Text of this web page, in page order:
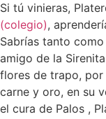
Si tú vinieras,
(colegio),
Sabrías tanto
amigo de la
flores de trapo, por
carne y oro, en su
el cura de Palos ,